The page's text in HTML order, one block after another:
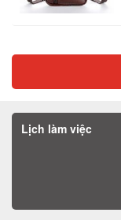
Lịch làm việc